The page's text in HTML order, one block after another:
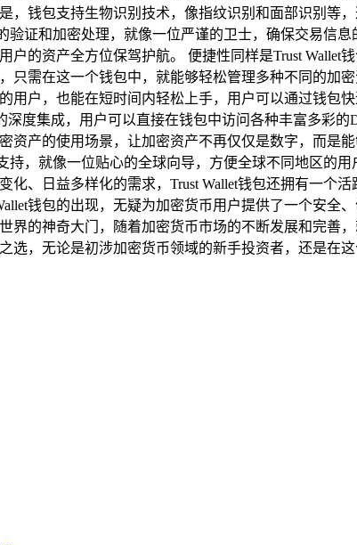
，钱包支持生物识别技术，像指纹识别和面部识别等
验证和加密处理，就像一位严谨的卫士，确保交易信
户的资产全方位保驾护航。 便捷性同样是Trust Wallet
只需在这一个钱包中，就能够轻松管理多种不同的加
用户，也能在短时间内轻松上手，用户可以通过钱包
深度集成，用户可以直接在钱包中访问各种丰富多彩
资产的使用场景，让加密资产不再仅仅是数字，而是
持，就像一位贴心的全球向导，方便全球不同地区的
、日益多样化的需求，Trust Wallet钱包还拥有一个
钱包的出现，无疑为加密货币用户提供了一个安
界的神奇大门，随着加密货币市场的不断发展和完善
，无论是初涉加密货币领域的新手投资者，还是在